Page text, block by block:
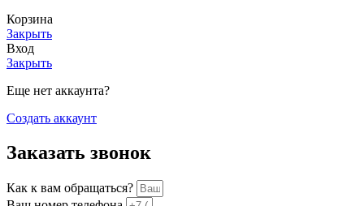
Корзина
Закрыть
Вход
Закрыть
Еще нет аккаунта?
Создать аккаунт
Заказать звонок
Как к вам обращаться?